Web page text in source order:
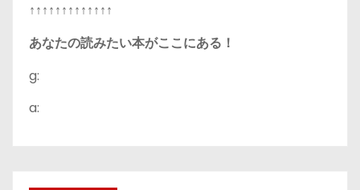
↑↑↑↑↑↑↑↑↑↑↑↑↑
あなたの読みたい本がここにある！
g:
a: